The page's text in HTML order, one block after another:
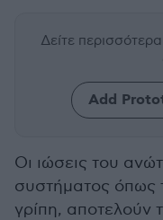
Δείτε
Add
Οι ιώσεις του
συστήματος όπως
γρίπη, αποτελούν